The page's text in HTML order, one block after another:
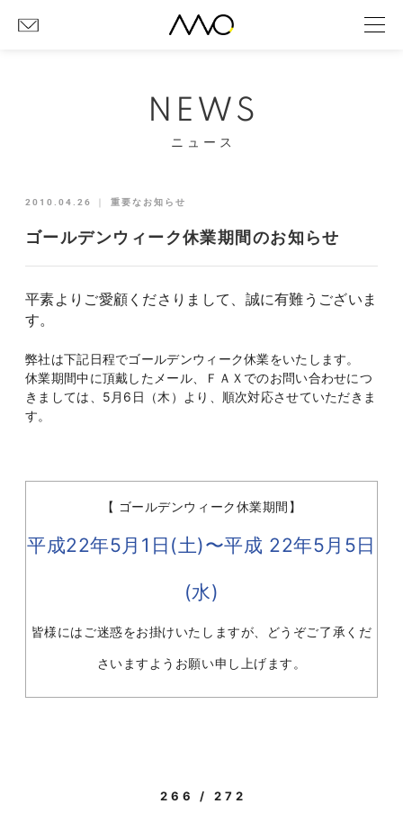
NEWS
ニュース
2010.04.26 ｜ 重要なお知らせ
ゴールデンウィーク休業期間のお知らせ
平素よりご愛顧くださりまして、誠に有難うございま
す。
弊社は下記日程でゴールデンウィーク休業をいたします。
休業期間中に頂戴したメール、ＦＡＸでのお問い合わせにつ
きましては、5月6日（木）より、順次対応させていただきま
す。
【 ゴールデンウィーク休業期間】
平成22年5月1日(土)〜平成 22年5月5日
(水)
皆様にはご迷惑をお掛けいたしますが、どうぞご了承くだ
さいますようお願い申し上げます。
266 / 272